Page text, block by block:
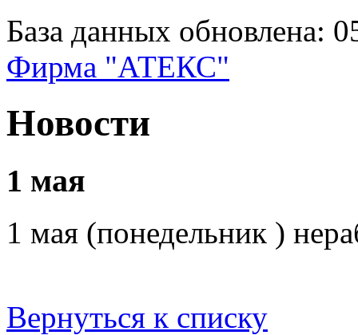
База данных обновлена:
Фирма "АТЕКС"
Новости
1 мая
1 мая (понедельник )
Вернуться к списку